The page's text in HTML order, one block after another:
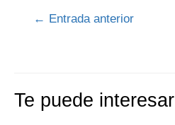
Navegación
← Entrada anterior
Te puede interesar